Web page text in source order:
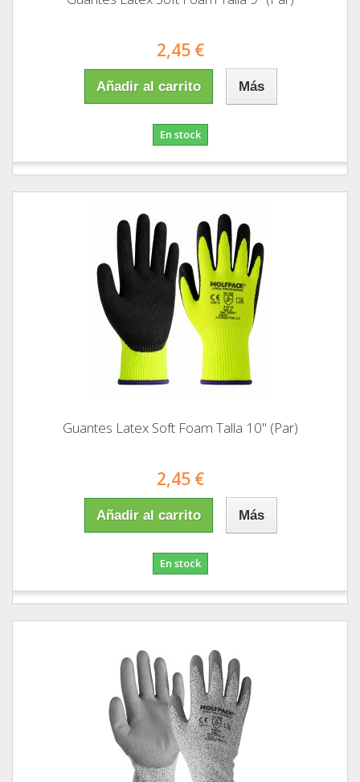
2,45 €
Añadir al carrito Más
En stock
Guantes Latex Soft Foam Talla 10" (Par)
2,45 €
Añadir al carrito Más
En stock